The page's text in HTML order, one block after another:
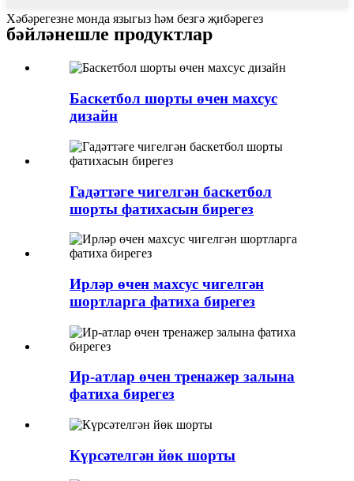
Хәбәрегезне монда языгыз һәм безгә җибәрегез
бәйләнешле продуктлар
Баскетбол шорты өчен махсус
дизайн
Гадәттәге чигелгән баскетбол
шорты фатихасын бирегез
Ирләр өчен махсус чигелгән
шортларга фатиха бирегез
Ир-атлар өчен тренажер залына
фатиха бирегез
Күрсәтелгән йөк шорты